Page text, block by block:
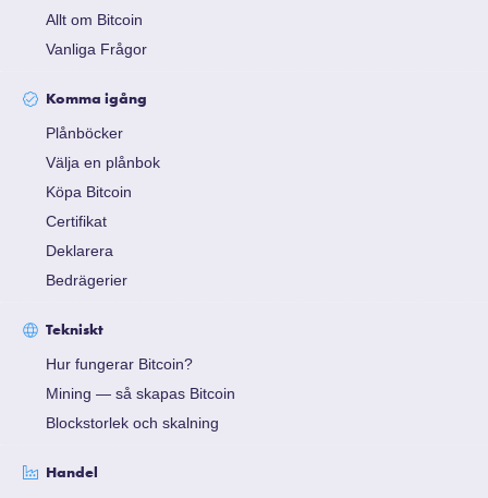
Allt om Bitcoin
Vanliga Frågor
Komma igång
Plånböcker
Välja en plånbok
Köpa Bitcoin
Certifikat
Deklarera
Bedrägerier
Tekniskt
Hur fungerar Bitcoin?
Mining — så skapas Bitcoin
Blockstorlek och skalning
Handel